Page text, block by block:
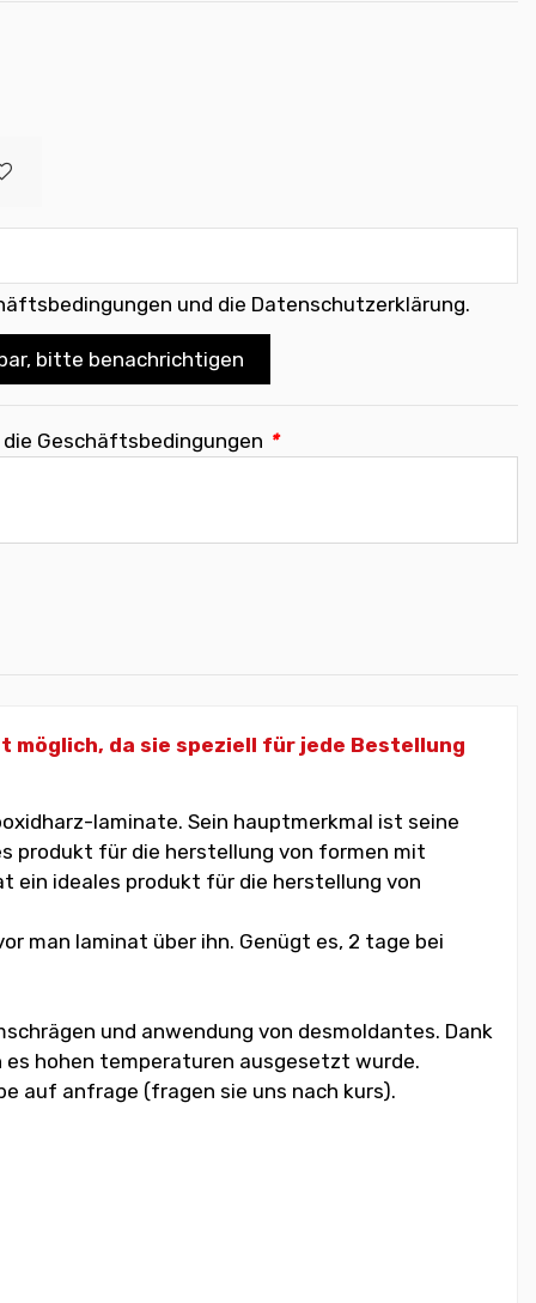
und die Datenschutzerklärung.
bitte benachrichtigen
Geschäftsbedingungen *
möglich, da sie speziell für jede Bestellung
laminate. Sein hauptmerkmal ist seine
produkt für die herstellung von formen mit
ein ideales produkt für die herstellung von
man laminat über ihn. Genügt es, 2 tage bei
und anwendung von desmoldantes. Dank
hohen temperaturen ausgesetzt wurde.
auf anfrage (fragen sie uns nach kurs).